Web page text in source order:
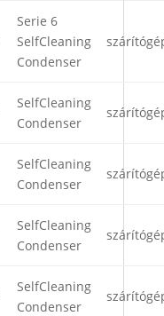
Serie 6
SelfCleaning
Condenser
SelfCleaning
Condenser
SelfCleaning
Condenser
SelfCleaning
Condenser
SelfCleaning
Condenser